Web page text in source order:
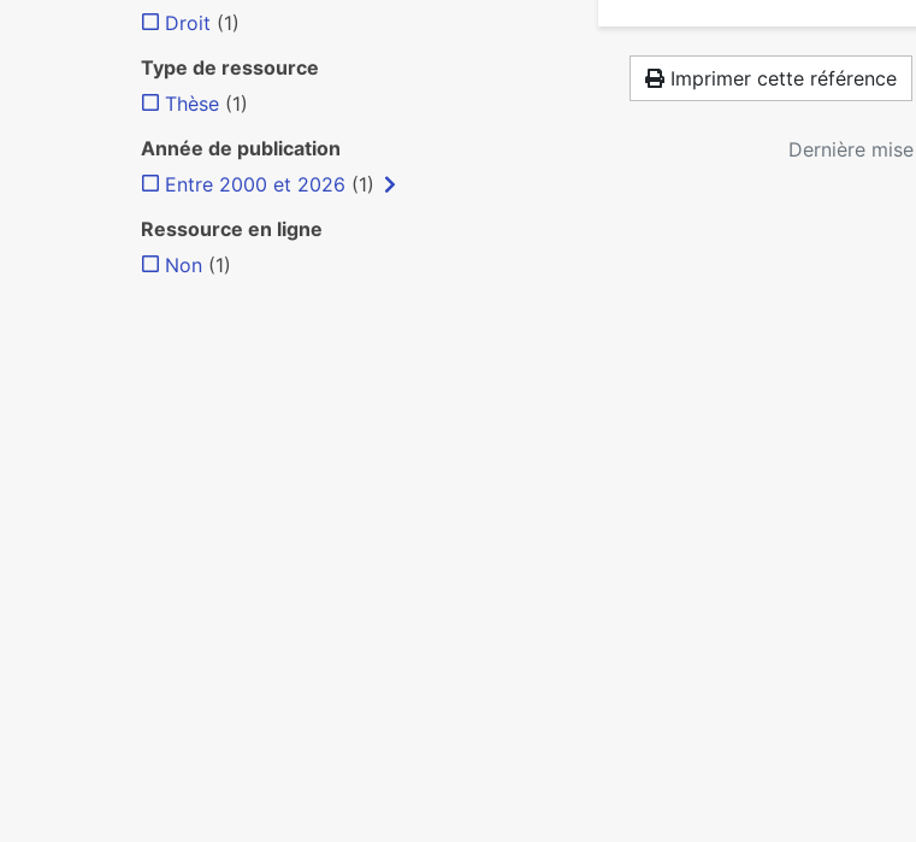
Imprimer cette référence
Dernière
Droit (1)
Type de ressource
Thèse (1)
Année de publication
Entre 2000 et 2026 (1)
Ressource en ligne
Non (1)